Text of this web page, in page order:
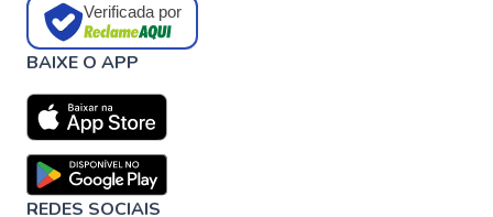
Verificada por
BAIXE O APP
REDES SOCIAIS